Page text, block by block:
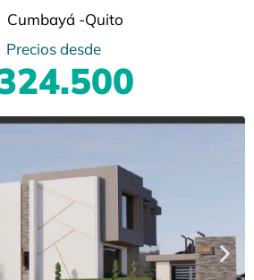
Cumbayá -Quito
Precios desde